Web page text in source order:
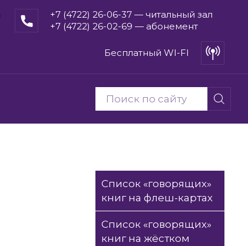
+7 (4722) 26-06-37 — читальный зал
+7 (4722) 26-02-69 — абонемент
Бесплатный WI-FI
Список «говорящих»
книг на флеш-картах
Список «говорящих»
книг на жёстком